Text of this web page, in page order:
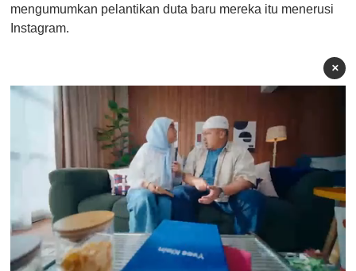
mengumumkan pelantikan duta baru mereka itu menerusi
Instagram.
×